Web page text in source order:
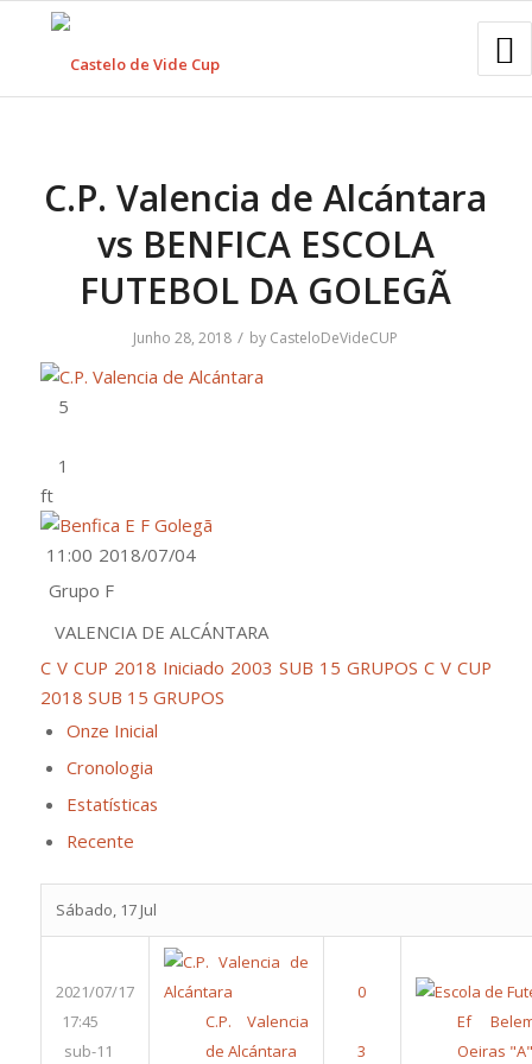
C.P. Valencia de Alcántara
vs BENFICA ESCOLA
FUTEBOL DA GOLEGÃ
Junho 28, 2018 / by CasteloDeVideCUP
ft
2018/07/04
11:00
Grupo F
VALENCIA DE ALCÁNTARA
C V CUP 2018 Iniciado 2003 SUB 15 GRUPOS C V CUP
2018 SUB 15 GRUPOS
Onze Inicial
Cronologia
Estatísticas
Recente
Sábado, 17 Jul
2021/07/17
17:45
sub-11
C.P. Valencia
de Alcántara
Ef
Oeiras "A"